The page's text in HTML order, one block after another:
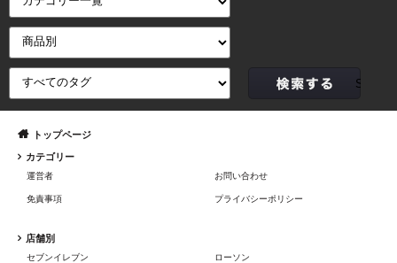
トップページ
カテゴリー
運営者 お問い合わせ
免責事項 プライバシーポリシー
店舗別
セブンイレブン ローソン